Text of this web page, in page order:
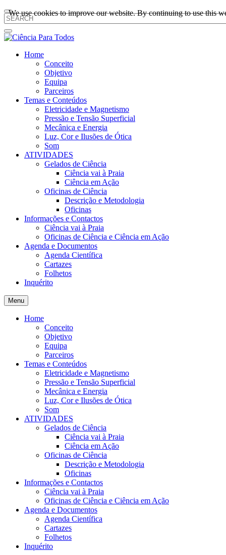
Home
Conceito
Objetivo
Equipa
Parceiros
Temas e Conteúdos
Eletricidade e Magnetismo
Pressão e Tensão Superficial
Mecânica e Energia
Luz, Cor e Ilusões de Ótica
Som
ATIVIDADES
Gelados de Ciência
Ciência vai à Praia
Ciência em Ação
Oficinas de Ciência
Descrição e Metodologia
Oficinas
Informações e Contactos
Ciência vai à Praia
Oficinas de Ciência e Ciência em Ação
Agenda e Documentos
Agenda Científica
Cartazes
Folhetos
Inquérito
Menu
Home
Conceito
Objetivo
Equipa
Parceiros
Temas e Conteúdos
Eletricidade e Magnetismo
Pressão e Tensão Superficial
Mecânica e Energia
Luz, Cor e Ilusões de Ótica
Som
ATIVIDADES
Gelados de Ciência
Ciência vai à Praia
Ciência em Ação
Oficinas de Ciência
Descrição e Metodologia
Oficinas
Informações e Contactos
Ciência vai à Praia
Oficinas de Ciência e Ciência em Ação
Agenda e Documentos
Agenda Científica
Cartazes
Folhetos
Inquérito
We use cookies to improve our website. By continuing to use this